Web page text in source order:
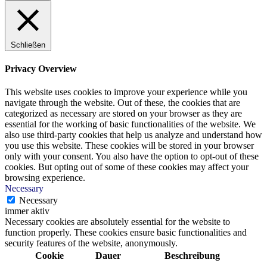
Schließen
Privacy Overview
This website uses cookies to improve your experience while you
navigate through the website. Out of these, the cookies that are
categorized as necessary are stored on your browser as they are
essential for the working of basic functionalities of the website. We
also use third-party cookies that help us analyze and understand how
you use this website. These cookies will be stored in your browser
only with your consent. You also have the option to opt-out of these
cookies. But opting out of some of these cookies may affect your
browsing experience.
Necessary
Necessary
immer aktiv
Necessary cookies are absolutely essential for the website to
function properly. These cookies ensure basic functionalities and
security features of the website, anonymously.
Cookie
Dauer Beschreibung